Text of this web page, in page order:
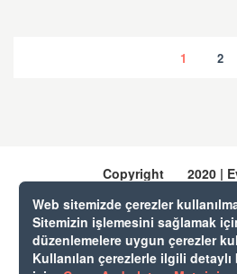
Web sitemizde çerezler
Sitemizin işlemesini sağlamak
düzenlemelere uygun çerezler
Kullanılan çerezlerle ilgili
1 2
Copyright 2020 |
Evrim Yazılım &
Evrim